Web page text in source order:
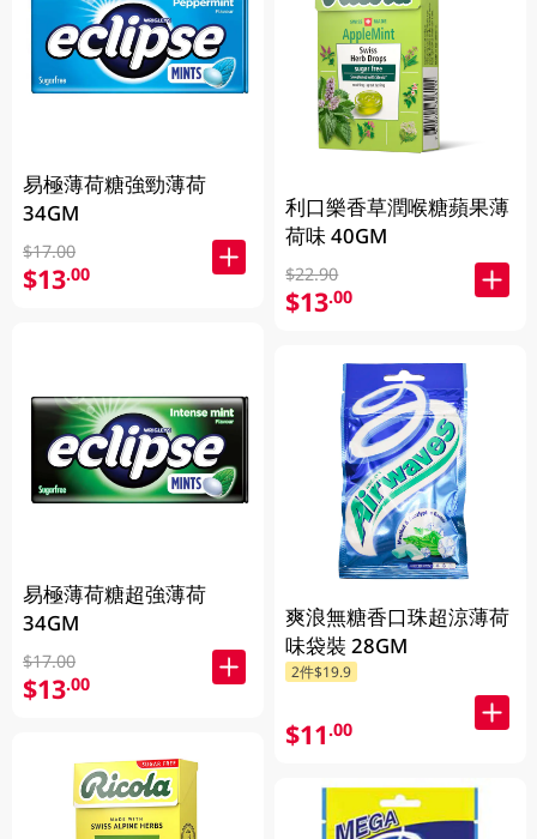
易極薄荷糖強勁薄荷
34GM
$17.00
$13.00
易極薄荷糖超強薄荷
34GM
$17.00
$13.00
利口樂香草潤喉糖蘋果薄
荷味 40GM
$22.90
$13.00
爽浪無糖香口珠超涼薄荷
味袋裝 28GM
2件$19.9
$11.00